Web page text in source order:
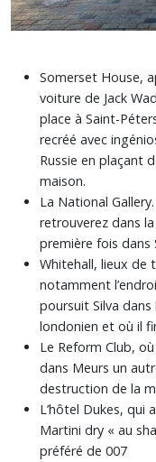
Somerset House,
voiture de Jack
place à Saint-
recréé avec
Russie en plaçant
maison.
La National
retrouverez dans
première fois dans
Whitehall, lieux de
notamment
poursuit Silva
londonien et où il
Le Reform Club,
dans Meurs un
destruction de la
L’hôtel Dukes, qui
Martini dry « au
préféré de 007